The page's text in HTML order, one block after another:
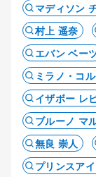
マディソン
村上 遥奈
エバン ベー
ミラノ・コ
イザボー レ
ブルーノ マ
無良 崇人
プリンスア